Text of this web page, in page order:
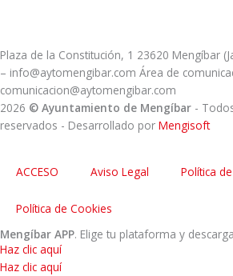
Plaza de la Constitución, 1 23620 Mengíbar
– info@aytomengibar.com Área de
comunicacion@aytomengibar.com
2026 © Ayuntamiento de Mengíbar -
reservados - Desarrollado por Mengisoft
ACCESO Aviso Legal Política
Política de Cookies
Mengíbar APP. Elige tu plataforma y
Haz clic aquí
Haz clic aquí